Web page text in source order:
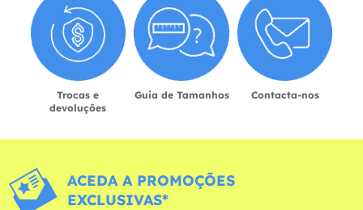
Trocas e
devoluções
Guia de Tamanhos Contacta-nos
ACEDA A PROMOÇÕES
EXCLUSIVAS*